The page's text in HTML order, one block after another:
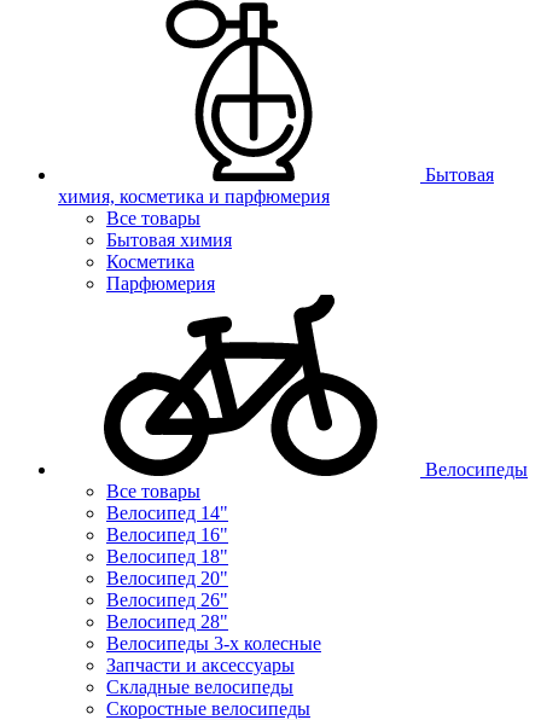
Бытовая
химия, косметика и парфюмерия
Все товары
Бытовая химия
Косметика
Парфюмерия
Велосипеды
Все товары
Велосипед 14"
Велосипед 16"
Велосипед 18"
Велосипед 20"
Велосипед 26"
Велосипед 28"
Велосипеды 3-х колесные
Запчасти и аксессуары
Складные велосипеды
Скоростные велосипеды